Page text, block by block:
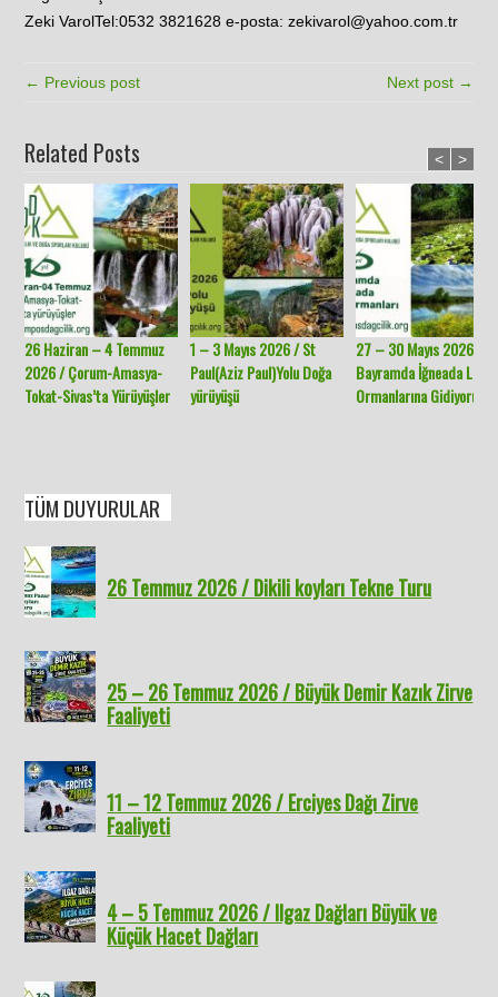
Zeki VarolTel:0532 3821628 e-posta: zekivarol@yahoo.com.tr
← Previous post Next post →
Related Posts
26 Haziran – 4 Temmuz
2026 / Çorum-Amasya-
Tokat-Sivas’ta Yürüyüşler
1 – 3 Mayıs 2026 / St
Paul(Aziz Paul)Yolu Doğa
yürüyüşü
27 – 30 Mayıs 2026 /
Bayramda İğneada
Ormanlarına Gidiyoruz.
< >
TÜM DUYURULAR
26 Temmuz 2026 / Dikili koyları Tekne Turu
25 – 26 Temmuz 2026 / Büyük Demir Kazık Zirve
Faaliyeti
11 – 12 Temmuz 2026 / Erciyes Dağı Zirve
Faaliyeti
4 – 5 Temmuz 2026 / Ilgaz Dağları Büyük ve
Küçük Hacet Dağları